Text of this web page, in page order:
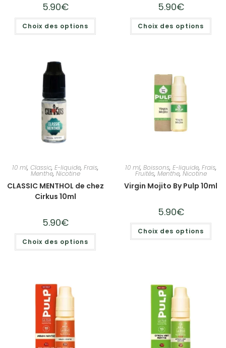
5.90€
Choix des options
5.90€
Choix des options
10 ml, Classic, E-liquide, Frais,
Menthe, Nicotine
CLASSIC MENTHOL de chez
Cirkus 10ml
5.90€
Choix des options
10 ml, Boissons, E-liquide, Frais,
Fruités, Menthe, Nicotine
Virgin Mojito By Pulp 10ml
5.90€
Choix des options